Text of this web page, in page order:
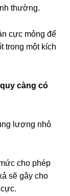
thường.
cực mỏng để
trong một kích
càng có
lượng nhỏ
cho phép
sẽ gây cho